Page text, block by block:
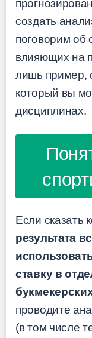
создать
поговорим об
влияющих на
лишь пример,
который вы
дисциплинах.
Если сказать
результата
ставку в
проводите
(в том числе